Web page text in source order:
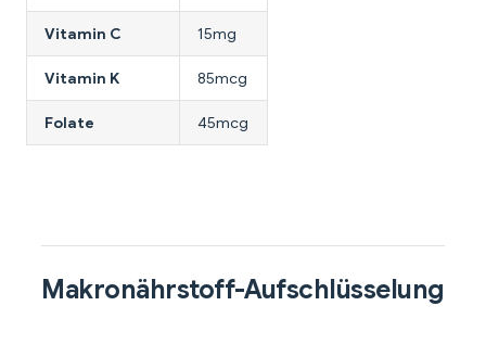
Vitamin C 15mg
Vitamin K 85mcg
Folate 45mcg
Makronährstoff-Aufschlüsselung